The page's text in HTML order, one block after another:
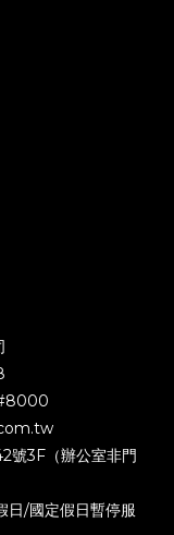
號3F（辦公室非門
/國定假日暫停服